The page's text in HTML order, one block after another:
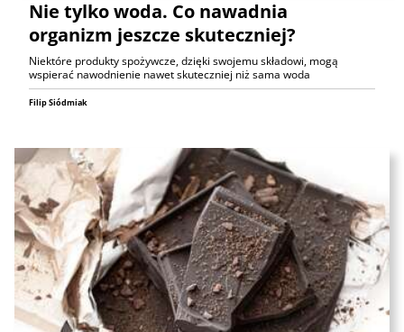
Nie tylko woda. Co nawadnia
organizm jeszcze skuteczniej?
Niektóre produkty spożywcze, dzięki swojemu składowi, mogą
wspierać nawodnienie nawet skuteczniej niż sama woda
Filip Siódmiak